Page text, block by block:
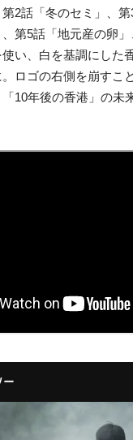
第2話「冬のセミ」、
第5話「地元産の卵
い、白を基調にした
ロゴの右側を崩すこ
10年後の香港」の未
ー